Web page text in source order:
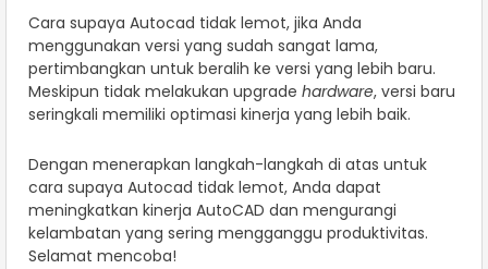
Cara supaya Autocad tidak lemot, jika Anda
menggunakan versi yang sudah sangat lama,
pertimbangkan untuk beralih ke versi yang lebih baru.
Meskipun tidak melakukan upgrade hardware, versi baru
seringkali memiliki optimasi kinerja yang lebih baik.
Dengan menerapkan langkah-langkah di atas untuk
cara supaya Autocad tidak lemot, Anda dapat
meningkatkan kinerja AutoCAD dan mengurangi
kelambatan yang sering mengganggu produktivitas.
Selamat mencoba!